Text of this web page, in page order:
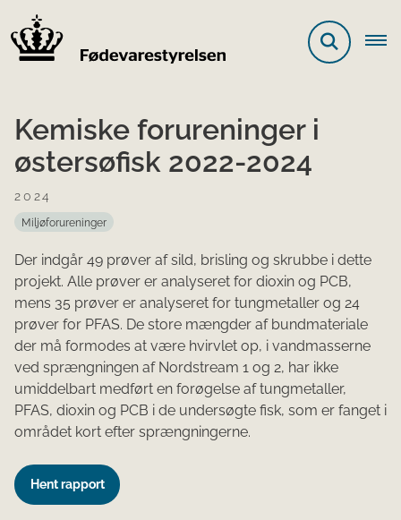
Kemiske forureninger i
østersøfisk 2022-2024
2024
Miljøforureninger
Der indgår 49 prøver af sild, brisling og skrubbe i dette
projekt. Alle prøver er analyseret for dioxin og PCB,
mens 35 prøver er analyseret for tungmetaller og 24
prøver for PFAS. De store mængder af bundmateriale
der må formodes at være hvirvlet op, i vandmasserne
ved sprængningen af Nordstream 1 og 2, har ikke
umiddelbart medført en forøgelse af tungmetaller,
PFAS, dioxin og PCB i de undersøgte fisk, som er fanget i
området kort efter sprængningerne.
Hent rapport